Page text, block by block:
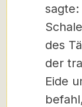
des
der
Eide